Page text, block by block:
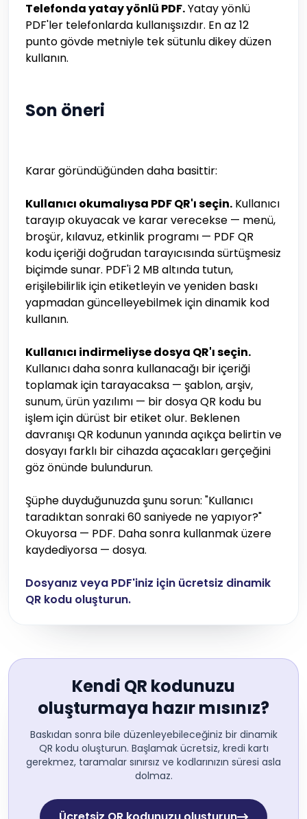
Telefonda yatay yönlü PDF.Yatay yönlü
PDF'ler telefonlarda kullanışsızdır. En az 12
punto gövde metniyle tek sütunlu dikey düzen
kullanın.
Son öneri
Karar göründüğünden daha basittir:
Kullanıcı okumalıysa PDF QR'ı seçin. Kullanıcı
tarayıp okuyacak ve karar verecekse — menü,
broşür, kılavuz, etkinlik programı — PDF QR
kodu içeriği doğrudan tarayıcısında sürtüşmesiz
biçimde sunar. PDF'i 2 MB altında tutun,
erişilebilirlik için etiketleyin ve yeniden baskı
yapmadan güncelleyebilmek için dinamik kod
kullanın.
Kullanıcı indirmeliyse dosya QR'ı seçin.
Kullanıcı daha sonra kullanacağı bir içeriği
toplamak için tarayacaksa — şablon, arşiv,
sunum, ürün yazılımı — bir dosya QR kodu bu
işlem için dürüst bir etiket olur. Beklenen
davranışı QR kodunun yanında açıkça belirtin ve
dosyayı farklı bir cihazda açacakları gerçeğini
göz önünde bulundurun.
Şüphe duyduğunuzda şunu sorun: "Kullanıcı
taradıktan sonraki 60 saniyede ne yapıyor?"
Okuyorsa — PDF. Daha sonra kullanmak üzere
kaydediyorsa — dosya.
Dosyanız veya PDF'iniz için ücretsiz dinamik
QR kodu oluşturun.
Kendi QR kodunuzu
oluşturmaya hazır mısınız?
Baskıdan sonra bile düzenleyebileceğiniz bir dinamik
QR kodu oluşturun. Başlamak ücretsiz, kredi kartı
gerekmez, taramalar sınırsız ve kodlarınızın süresi asla
dolmaz.